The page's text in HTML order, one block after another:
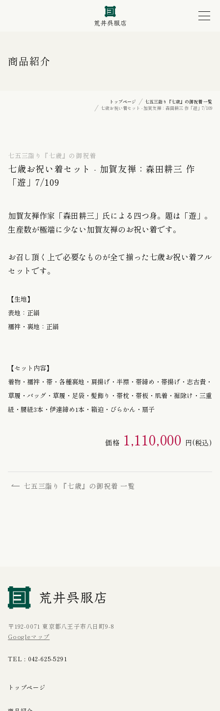
商品紹介
トップページ
七五三詣り『七歳』の御祝着 一覧
七歳お祝い着セット - 加賀友禅：森田耕三 作「遊」7/109
七五三詣り『七歳』の御祝着
七歳お祝い着セット - 加賀友禅：森田耕三 作
「遊」7/109
加賀友禅作家「森田耕三」氏による 四つ身。題は「遊」。
生産数が極端に少ない加賀友禅のお祝い着です。
お召し頂く上で必要なものが全て揃った七歳お祝い着フル
セットです。
【生地】
表地：正絹
襦袢・裏地：正絹
【セット内容】
着物・襦袢・帯・各種裏地・肩揚げ・半襟・帯締め・帯揚げ・志古貴・
草履・バッグ・草履・足袋・髪飾り・帯枕・帯板・肌着・裾除け・三重
紐・腰紐3本・伊達締め1本・箱迫・びらかん・扇子
価格 1,110,000 円(税込)
七五三詣り『七歳』の御祝着 一覧
〒192-0071 東京都八王子市八日町9-8
Googleマップ
TEL : 042-625-5291
トップページ